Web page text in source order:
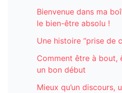
Bienvenue dans ma
le bien-être absolu !
Une histoire “prise de
Comment être à bout,
un bon début
Mieux qu’un discours,